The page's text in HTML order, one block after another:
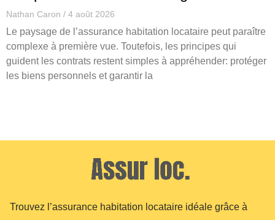
Nathan Caron 4 août 2026
Le paysage de l’assurance habitation locataire peut paraître
complexe à première vue. Toutefois, les principes qui
guident les contrats restent simples à appréhender: protéger
les biens personnels et garantir la
Trouvez l’assurance habitation locataire idéale grâce à